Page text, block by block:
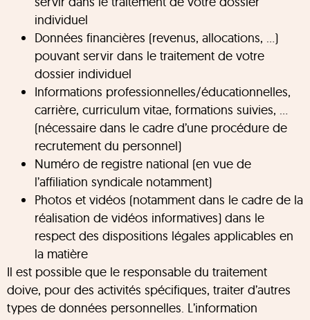
individuel
Données financières (revenus, allocations, …)
pouvant servir dans le traitement de votre
dossier individuel
Informations professionnelles/éducationnelles,
carrière, curriculum vitae, formations suivies, …
(nécessaire dans le cadre d’une procédure de
recrutement du personnel)
Numéro de registre national (en vue de
l’affiliation syndicale notamment)
Photos et vidéos (notamment dans le cadre de la
réalisation de vidéos informatives) dans le
respect des dispositions légales applicables en
la matière
Il est possible que le responsable du traitement
doive, pour des activités spécifiques, traiter d’autres
types de données personnelles. L’information